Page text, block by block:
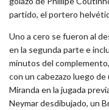
partido, el portero
Uno a cero se fueron al
en la segunda parte e
minutos del
con un cabezazo luego
Miranda en la jugada
Neymar desdibujado, un